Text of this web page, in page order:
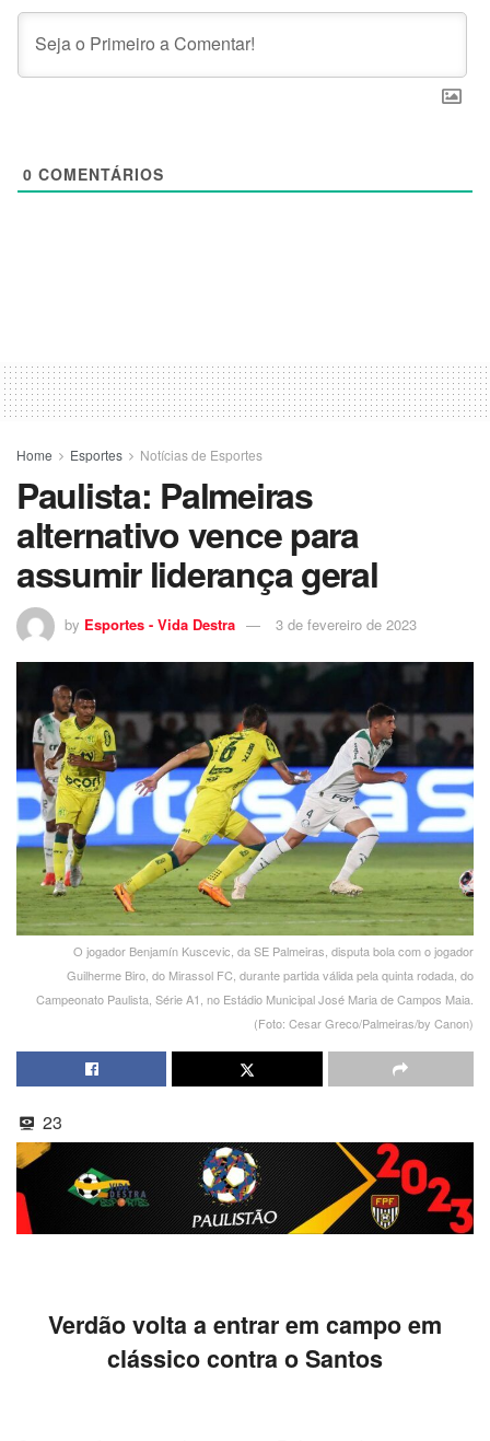
0 COMENTÁRIOS
Home Esportes Notícias de Esportes
Paulista: Palmeiras
alternativo vence para
assumir liderança geral
by Esportes - Vida Destra 3 de fevereiro de 2023
O jogador Benjamín Kuscevic, da SE Palmeiras, disputa bola com o jogador
Guilherme Biro, do Mirassol FC, durante partida válida pela quinta rodada, do
Campeonato Paulista, Série A1, no Estádio Municipal José Maria de Campos Maia.
(Foto: Cesar Greco/Palmeiras/by Canon)
23
Verdão volta a entrar em campo em
clássico contra o Santos